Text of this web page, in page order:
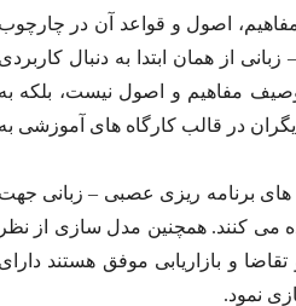
اصول و قواعد آن در
از همان ابتدا به دنبال
مفاهیم و اصول نیست، بلکه
در قالب کارگاه های آموزشی
های برنامه ریزی عصبی – زبانی
می کنند. همچنین مدل سازی از
و بازاریابی موفق هستند
نمود.